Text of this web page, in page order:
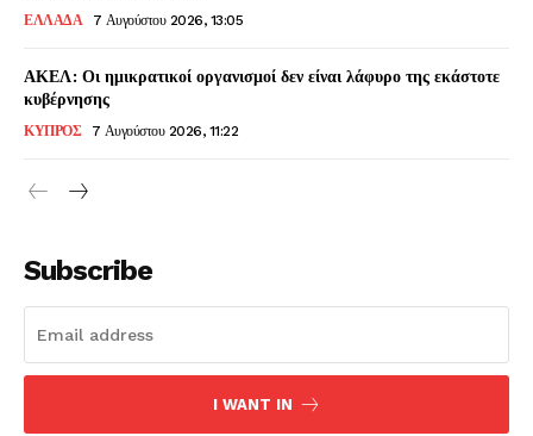
ΕΛΛΑΔΑ 7 Αυγούστου 2026, 13:05
ΑΚΕΛ: Οι ημικρατικοί οργανισμοί δεν είναι λάφυρο της εκάστοτε
κυβέρνησης
ΚΥΠΡΟΣ 7 Αυγούστου 2026, 11:22
Subscribe
I WANT IN